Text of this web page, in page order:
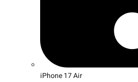
iPhone 17 Air